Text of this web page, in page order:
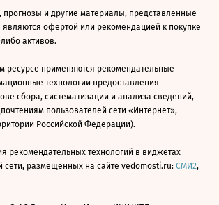
прогнозы и другие материалы, представленные
являются офертой или рекомендацией к покупке
активов.
ресурсе применяются рекомендательные
технологии предоставления
сбора, систематизации и анализа сведений,
пользователей сети «Интернет»,
Российской Федерации).
рекомендательных технологий в виджетах
сети, размещенных на сайте vedomosti.ru: СМИ2,